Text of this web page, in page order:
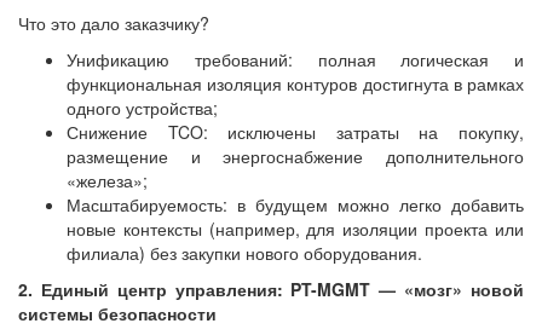
Что это дало заказчику?
Унификацию требований: полная логическая и
функциональная изоляция контуров достигнута в рамках
одного устройства;
Снижение TCO: исключены затраты на покупку,
размещение и энергоснабжение дополнительного
«железа»;
Масштабируемость: в будущем можно легко добавить
новые контексты (например, для изоляции проекта или
филиала) без закупки нового оборудования.
2. Единый центр управления: PT-MGMT — «мозг» новой
системы безопасности